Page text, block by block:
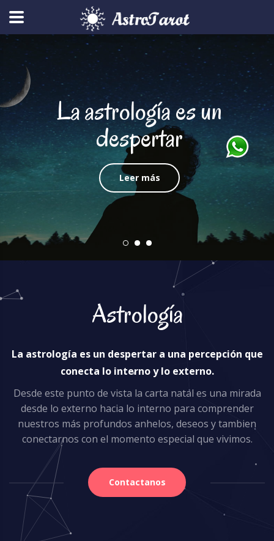
La astrología es un
despertar
Leer más
Astrología
La astrología es un despertar a una percepción que
conecta lo interno y lo externo.
Desde este punto de vista la carta natal es una mirada
desde lo externo hacia lo interno para comprender
nuestros más profundos anhelos, deseos y tambien
conectarnos con el momento especial que vivimos.
Contactanos